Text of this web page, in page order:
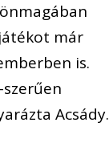
már
is.
Acsády.